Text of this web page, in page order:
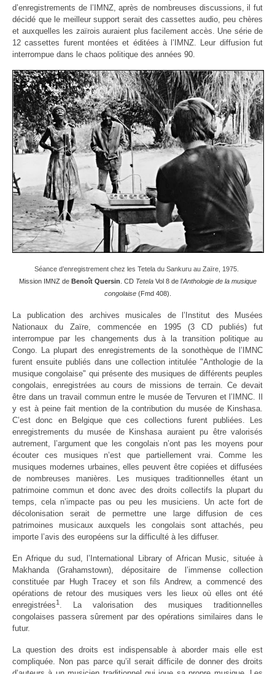
d’enregistrements de l’IMNZ, après de nombreuses discussions, il fut
décidé que le meilleur support serait des cassettes audio, peu chères
et auxquelles les zaïrois auraient plus facilement accès. Une série de
12 cassettes furent montées et éditées à l’IMNZ. Leur diffusion fut
interrompue dans le chaos politique des années 90.
Séance d’enregistrement chez les Tetela du Sankuru au Zaïre, 1975.
Mission IMNZ de Benoît Quersin . CD TetelaVol 8 de l’Anthologie de la musique
congolaise(Fmd 408).
La publication des archives musicales de l’Institut des Musées
Nationaux du Zaïre, commencée en 1995 (3 CD publiés) fut
interrompue par les changements dus à la transition politique au
Congo. La plupart des enregistrements de la sonothèque de l’IMNC
furent ensuite publiés dans une collection intitulée "Anthologie de la
musique congolaise" qui présente des musiques de différents peuples
congolais, enregistrées au cours de missions de terrain. Ce devait
être dans un travail commun entre le musée de Tervuren et l’IMNC. Il
y est à peine fait mention de la contribution du musée de Kinshasa.
C’est donc en Belgique que ces collections furent publiées. Les
enregistrements du musée de Kinshasa auraient pu être valorisés
autrement, l’argument que les congolais n’ont pas les moyens pour
écouter ces musiques n’est que partiellement vrai. Comme les
musiques modernes urbaines, elles peuvent être copiées et diffusées
de nombreuses manières. Les musiques traditionnelles étant un
patrimoine commun et donc avec des droits collectifs la plupart du
temps, cela n’impacte pas ou peu les musiciens. Un acte fort de
décolonisation serait de permettre une large diffusion de ces
patrimoines musicaux auxquels les congolais sont attachés, peu
importe l’avis des européens sur la difficulté à les diffuser.
En Afrique du sud, l’International Library of African Music, située à
Makhanda (Grahamstown), dépositaire de l’immense collection
constituée par Hugh Tracey et son fils Andrew, a commencé des
opérations de retour des musiques vers les lieux où elles ont été
enregistrées1 . La valorisation des musiques traditionnelles
congolaises passera sûrement par des opérations similaires dans le
futur.
La question des droits est indispensable à aborder mais elle est
compliquée. Non pas parce qu’il serait difficile de donner des droits